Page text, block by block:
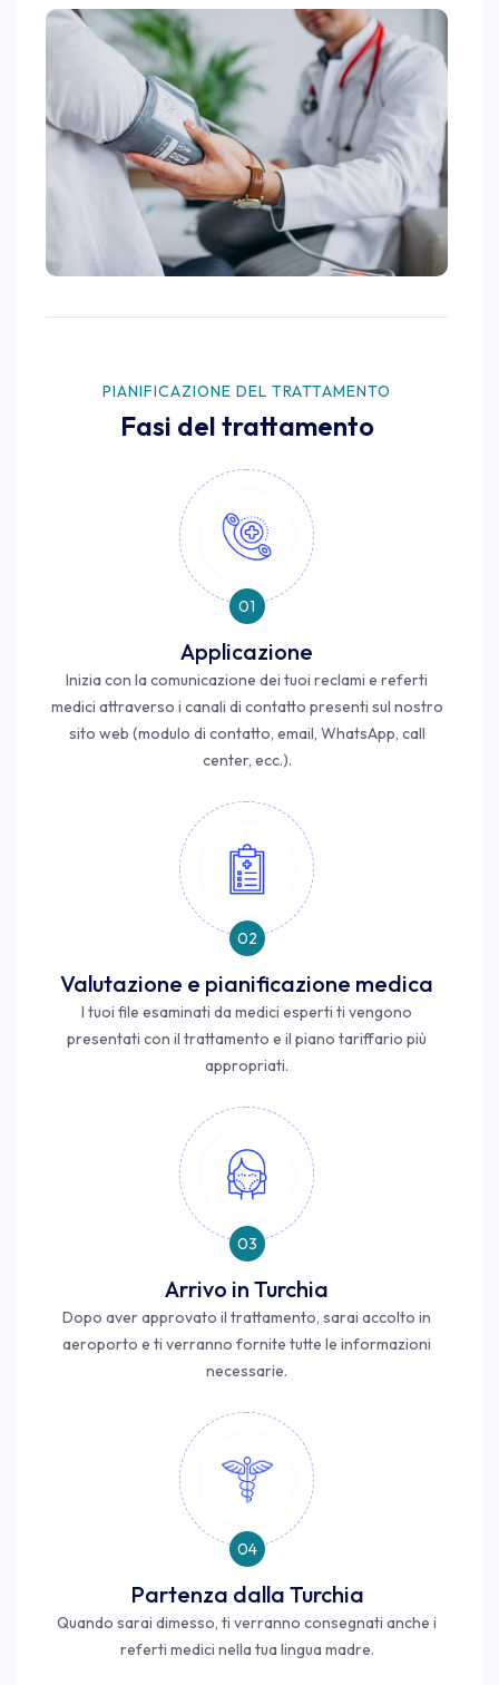
PIANIFICAZIONE DEL TRATTAMENTO
Fasi del trattamento
01
Applicazione
Inizia con la comunicazione dei tuoi reclami e referti
medici attraverso i canali di contatto presenti sul nostro
sito web (modulo di contatto, email, WhatsApp, call
center, ecc.).
02
Valutazione e pianificazione medica
I tuoi file esaminati da medici esperti ti vengono
presentati con il trattamento e il piano tariffario più
appropriati.
03
Arrivo in Turchia
Dopo aver approvato il trattamento, sarai accolto in
aeroporto e ti verranno fornite tutte le informazioni
necessarie.
04
Partenza dalla Turchia
Quando sarai dimesso, ti verranno consegnati anche i
referti medici nella tua lingua madre.